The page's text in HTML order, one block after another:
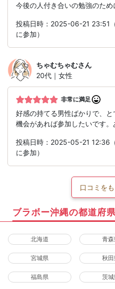
今後の人付き合いの勉強のため
投稿日時：2025-06-21 23:51
に参加）
ちゃむちゃむさん
20代｜女性
非常に満足
好感の持てる男性ばかりで、
機会があれば参加したいです。
投稿日時：2025-05-21 12:36
に参加）
口コミを
ブラボー沖縄の都道府
北海道 青
宮城県 秋
福島県 茨